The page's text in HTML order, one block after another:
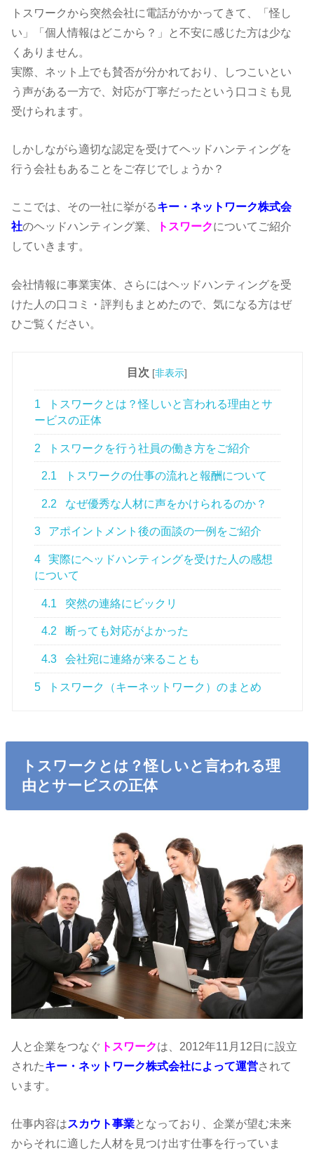
トスワークから突然会社に電話がかかってきて、「怪し
い」「個人情報はどこから？」と不安に感じた方は少な
くありません。
実際、ネット上でも賛否が分かれており、しつこいとい
う声がある一方で、対応が丁寧だったという口コミも見
受けられます。
しかしながら適切な認定を受けてヘッドハンティングを
行う会社もあることをご存じでしょうか？
ここでは、その一社に挙がるキー・ネットワーク株式会
社のヘッドハンティング業、 トスワークについてご紹介
していきます。
会社情報に事業実体、さらにはヘッドハンティングを受
けた人の口コミ・評判もまとめたので、気になる方はぜ
ひご覧ください。
目次 [非表示]
1
トスワークとは？怪しいと言われる理由とサ
ービスの正体
2 トスワークを行う社員の働き方をご紹介
2.1 トスワークの仕事の流れと報酬について
2.2 なぜ優秀な人材に声をかけられるのか？
3 アポイントメント後の面談の一例をご紹介
4
実際にヘッドハンティングを受けた人の感想
について
4.1 突然の連絡にビックリ
4.2 断っても対応がよかった
4.3 会社宛に連絡が来ることも
5 トスワーク（キーネットワーク）のまとめ
トスワークとは？怪しいと言われる理
由とサービスの正体
人と企業をつなぐ トスワークは、2012年11月12日に設立
されたキー・ネットワーク株式会社によって運営されて
います。
仕事内容はスカウト事業となっており、企業が望む未来
からそれに適した人材を見つけ出す仕事を行っていま